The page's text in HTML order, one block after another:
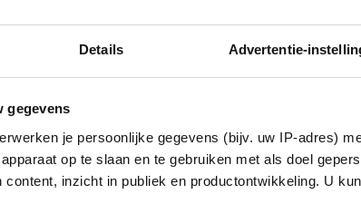
Details Advertentie-
gegevens
je persoonlijke gegevens (bijv. uw IP-adres)
op te slaan en te gebruiken met als doel
content, inzicht in publiek en productontwikkeling. U
is de Funivie Molveno Pradel, die zich op ca. 350
bibliotheek, een bar, restaurant en een terras. Na
het meer en de bergen. Verder kan er gratis
gratis gebruikmaken van de Wi-Fi verbinding.
een tv, telefoon, kluisje en een balkon. In de
Kies uw